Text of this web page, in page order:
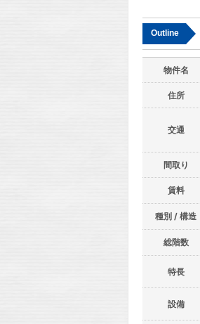
Outline
物件名
住所
交通
間取り
賃料
種別 / 構造
総階数
特長
設備